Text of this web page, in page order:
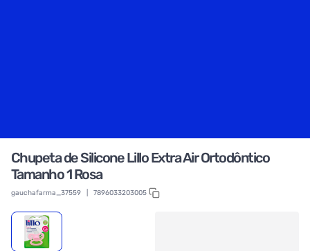
Chupeta de Silicone Lillo Extra Air Ortodôntico
Tamanho 1 Rosa
gauchafarma_37559 7896033203005